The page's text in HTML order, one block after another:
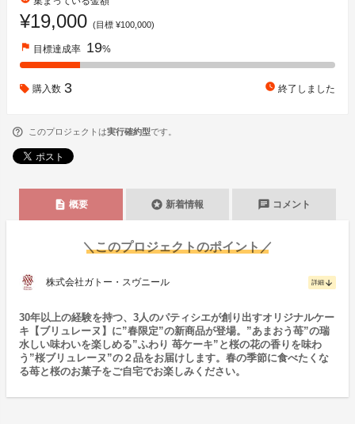
¥19,000 (目標 ¥100,000)
flag 目標達成率 19%
購入数 3 watch_later 終了しました
このプロジェクトは実行確約型です。
description 概要 stars 新着情報 chat コメント
＼このプロジェクトのポイント／
株式会社ガトー・スヴニール 詳細 arrow_downward
30年以上の経験を持つ、3人のパティシエが創り出すオリジナルケー
キ【ブリュレーヌ】に”春限定”の新商品が登場。”あまおう苺”の瑞
水しい味わいを楽しめる”ふわり 苺ケーキ”と桜の花の香りを味わ
う”桜ブリュレーヌ”の２品をお届けします。春の季節に食べたくな
る苺と桜のお菓子をご自宅でお楽しみください。